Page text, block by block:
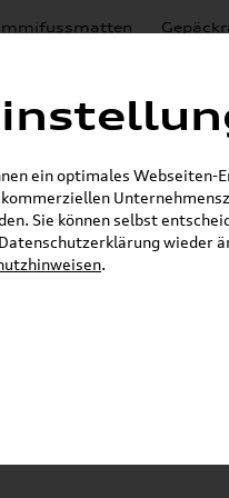
Lackierungen
E-Mail
Produkte »
ein optimales Webseiten-
Sie können selbst
wieder
.